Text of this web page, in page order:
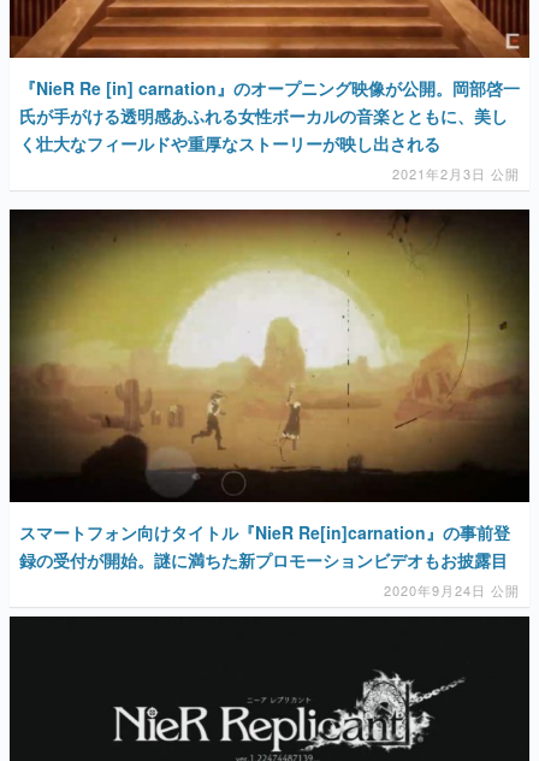
『NieR Re [in] carnation』のオープニング映像が公開。岡部啓一
氏が手がける透明感あふれる女性ボーカルの音楽とともに、美し
く壮大なフィールドや重厚なストーリーが映し出される
2021年2月3日 公開
スマートフォン向けタイトル『NieR Re[in]carnation』の事前登
録の受付が開始。謎に満ちた新プロモーションビデオもお披露目
2020年9月24日 公開